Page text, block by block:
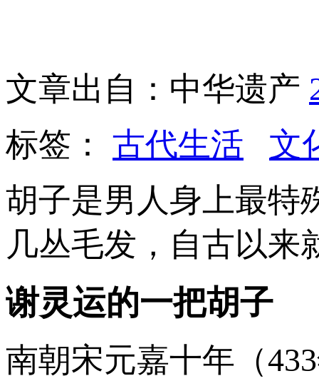
文章出自：中华遗产
标签： 古代生活
文
胡子是男人身上最特
几丛毛发，自古以来
谢灵运的一把胡子
南朝宋元嘉十年（